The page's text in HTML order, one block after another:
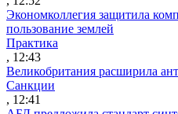
Экономколлегия защитила
пользование землей
Практика
, 12:43
Великобритания расширила
Санкции
, 12:41